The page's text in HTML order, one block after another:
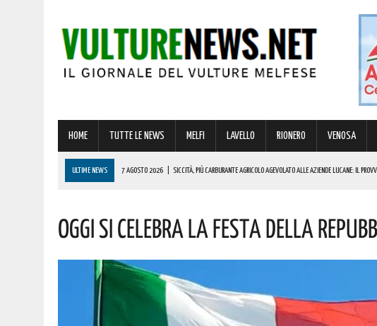
HOME TUTTE LE NEWS MELFI LAVELLO RIONERO VENOSA
ULTIME NEWS 7 AGOSTO 2026 SICCITÀ, PIÙ CARBURANTE AGRICOLO AGEVOLATO ALLE AZIENDE LUCANE: IL
7 AGOSTO 2026 | BASILICATA: COLPO DA OLTRE 19000 EURO! AUGURI AL VINCITORE
7 AGOSTO 2026 | STRAGE DI MARCINELLE, VIVO IL RICORDO DEL SACRIFICIO DEI LUCANI 70 ANNI DOPO: QUESTO
Oggi Si Celebra La Festa Della